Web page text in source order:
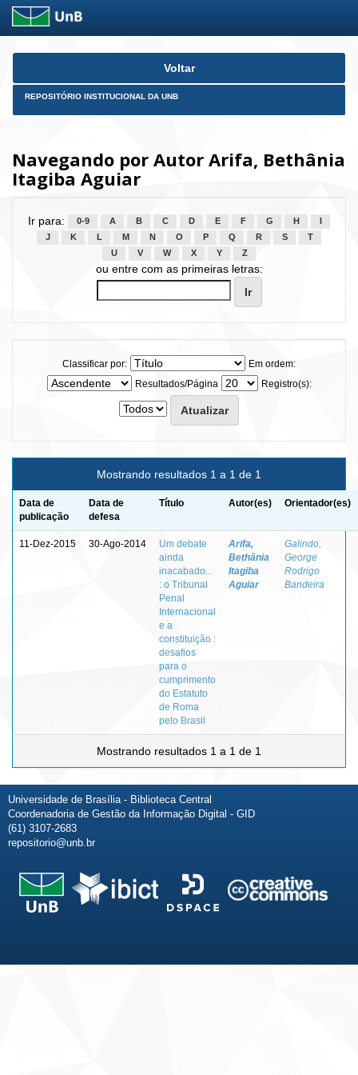
Skip
Voltar
REPOSITÓRIO INSTITUCIONAL DA UNB
Navegando por Autor Arifa, Bethânia
Itagiba Aguiar
Ir para: 0-9 A B C D E F G H
J
K L M N O P Q R S
T
U
V W X Y Z
ou entre com as primeiras letras:
Classificar por:
Em ordem:
Resultados/Página
Registro(s):
Mostrando resultados 1 a 1 de 1
Data de
publicação
Data de
defesa
Título Autor(es) Orientador(es)
11-Dez-2015 30-Ago-2014
Um debate
ainda
inacabado...
: o Tribunal
Penal
Internacional
e a
constituição :
desafios
para o
cumprimento
do Estatuto
de Roma
pelo Brasil
Arifa,
Bethânia
Itagiba
Aguiar
Galindo,
George
Rodrigo
Bandeira
Mostrando resultados 1 a 1 de 1
Universidade de Brasília - Biblioteca Central
Coordenadoria de Gestão da Informação Digital - GID
(61) 3107-2683
repositorio@unb.br